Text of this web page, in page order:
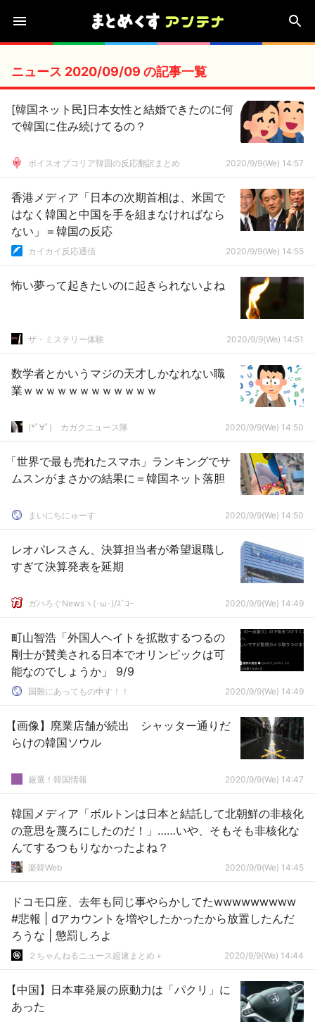
ニュース 2020/09/09 の記事一覧
[韓国ネット民]日本女性と結婚できたのに何
で韓国に住み続けてるの？
ボイスオブコリア韓国の反応翻訳まとめ 2020/9/9(We) 14:57
香港メディア「日本の次期首相は、米国で
はなく韓国と中国を手を組まなければなら
ない」＝韓国の反応
カイカイ反応通信 2020/9/9(We) 14:55
怖い夢って起きたいのに起きられないよね
ザ・ミステリー体験 2020/9/9(We) 14:51
数学者とかいうマジの天才しかなれない職
業ｗｗｗｗｗｗｗｗｗｗｗｗ
(*ﾟ∀ﾟ)ゞカガクニュース隊 2020/9/9(We) 14:50
「世界で最も売れたスマホ」ランキングでサ
ムスンがまさかの結果に＝韓国ネット落胆
まいにちにゅーす 2020/9/9(We) 14:50
レオパレスさん、決算担当者が希望退職し
すぎて決算発表を延期
ガハろぐNewsヽ(･ω･)/ｽﾞｺｰ 2020/9/9(We) 14:49
町山智浩「外国人ヘイトを拡散するつるの
剛士が賛美される日本でオリンピックは可
能なのでしょうか」 9/9
国難にあってもの申す！！ 2020/9/9(We) 14:49
【画像】廃業店舗が続出 シャッター通りだ
らけの韓国ソウル
厳選！韓国情報 2020/9/9(We) 14:47
韓国メディア「ボルトンは日本と結託して北朝鮮の非核化
の意思を蔑ろにしたのだ！」……いや、そもそも非核化な
んてするつもりなかったよね？
楽韓Web 2020/9/9(We) 14:45
ドコモ口座、去年も同じ事やらかしてたwwwwwwwww
#悲報 | dアカウントを増やしたかったから放置したんだ
ろうな | 懲罰しろよ
２ちゃんねるニュース超速まとめ＋ 2020/9/9(We) 14:44
【中国】日本車発展の原動力は「パクリ」に
あった